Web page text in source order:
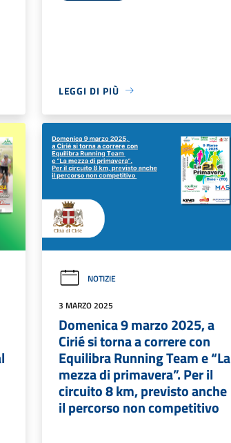
LEGGI DI PIÙ
NOTIZIE
3 MARZO 2025
Domenica 9 marzo 2025, a
Cirié si torna a correre con
Equilibra Running Team e “La
mezza di primavera”. Per il
circuito 8 km, previsto anche
il percorso non competitivo